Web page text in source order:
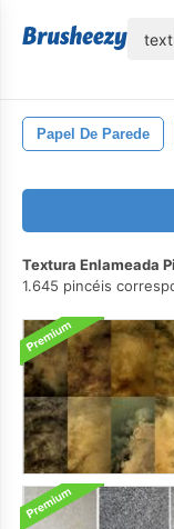
Papel De Parede
Textura Enlameada
1.645 pincéis